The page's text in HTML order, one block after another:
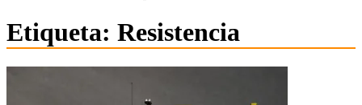
Etiqueta: Resistencia